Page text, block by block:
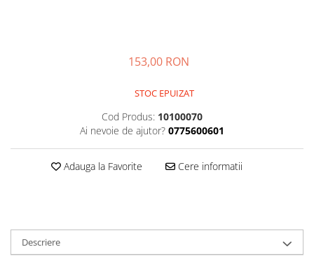
Surse de alimentare robotica
Echipamente de protectie
Unelte de lipit
Echipamente de atelier
Aparate de masura si control
Consumabile
153,00 RON
STOC EPUIZAT
Cod Produs: 10100070
Ai nevoie de ajutor? 0775600601
Adauga la Favorite Cere informatii
Descriere